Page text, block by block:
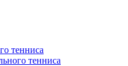
тенниса
тенниса